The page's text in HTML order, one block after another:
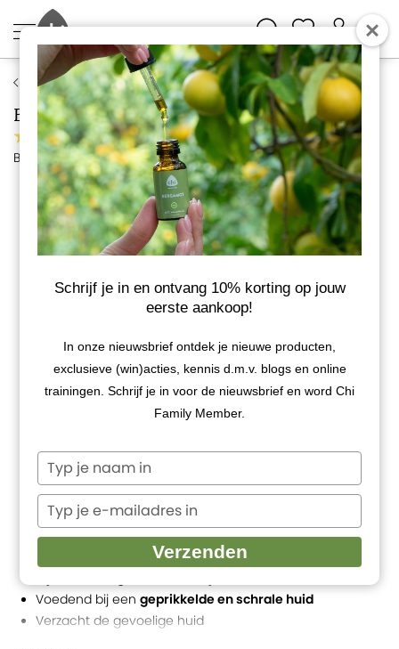
Baby Chi
Baby Chi Luierzalf
10 reviews
Bekijk meer van Chi Natural Life
BIO
Voedend bij een geprikkelde en schrale huid
Verzacht de gevoelige huid
Schrijf je in en ontvang 10% korting op jouw
eerste aankoop!
In onze nieuwsbrief ontdek je nieuwe producten,
exclusieve (win)acties, kennis d.m.v. blogs en online
trainingen. Schrijf je in voor de nieuwsbrief en word Chi
Family Member.
Typ
je
naam
Typ
je
e-
mailadres
Verzenden